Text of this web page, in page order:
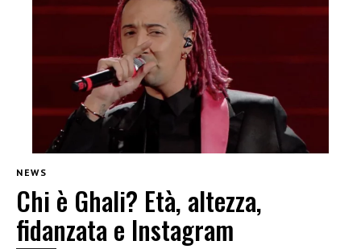
NEWS
Chi è Ghali? Età, altezza,
fidanzata e Instagram